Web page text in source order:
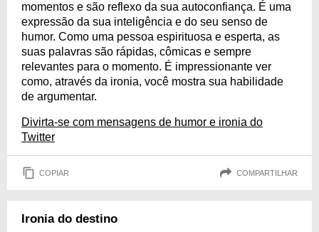
momentos e são reflexo da sua autoconfiança. É uma
expressão da sua inteligência e do seu senso de
humor. Como uma pessoa espirituosa e esperta, as
suas palavras são rápidas, cômicas e sempre
relevantes para o momento. É impressionante ver
como, através da ironia, você mostra sua habilidade
de argumentar.
Divirta-se com mensagens de humor e ironia do
Twitter
COPIAR COMPARTILHAR
Ironia do destino